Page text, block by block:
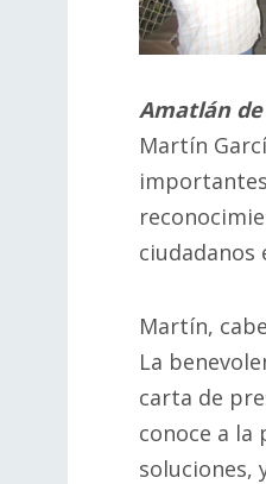
Amatlán de
Martín
ciudadanos
Martín,
La
carta de
conoce a la
soluciones,